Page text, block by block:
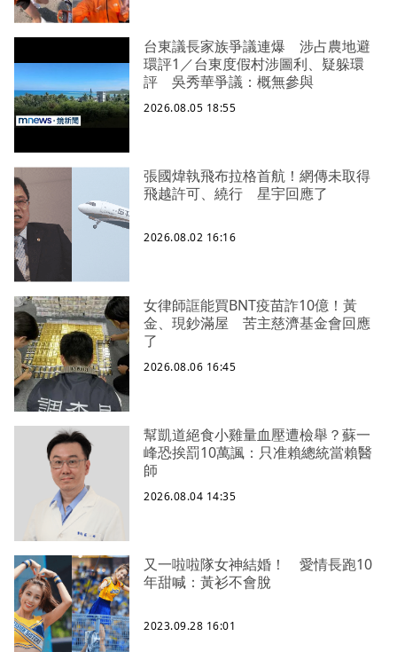
台東議長家族爭議連爆 涉占農地避
環評1／台東度假村涉圖利、疑躲環
評 吳秀華爭議：概無參與
2026.08.05 18:55
張國煒執飛布拉格首航！網傳未取得
飛越許可、繞行 星宇回應了
2026.08.02 16:16
女律師誆能買BNT疫苗詐10億！黃
金、現鈔滿屋 苦主慈濟基金會回應
了
2026.08.06 16:45
幫凱道絕食小雞量血壓遭檢舉？蘇一
峰恐挨罰10萬諷：只准賴總統當賴醫
師
2026.08.04 14:35
又一啦啦隊女神結婚！ 愛情長跑10
年甜喊：黃衫不會脫
2023.09.28 16:01